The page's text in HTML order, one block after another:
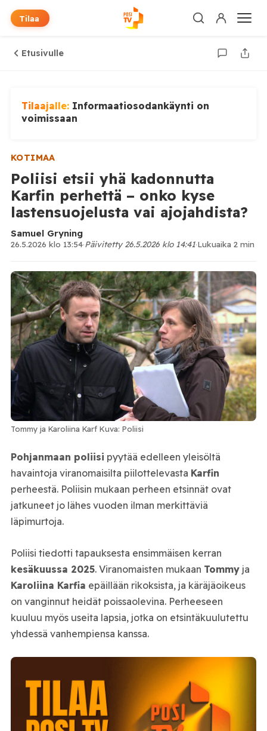
Tilaa
Etusivulle
Tilaajalle: Informaatiosodankäynti on
voimissaan
KOTIMAA
Poliisi etsii yhä kadonnutta
Karfin perhettä – onko kyse
lastensuojelusta vai ajojahdista?
Samuel Gryning
26.5.2026 klo 13:54·Päivitetty 26.5.2026 klo 14:41·Lukuaika 2 min
Tommy ja Karoliina Karf Kuva: Poliisi
Pohjanmaan poliisi pyytää edelleen yleisöltä
havaintoja viranomaisilta piilottelevasta Karfin
perheestä. Poliisin mukaan perheen etsinnät ovat
jatkuneet jo lähes vuoden ilman merkittäviä
läpimurtoja.
Poliisi tiedotti tapauksesta ensimmäisen kerran
kesäkuussa 2025. Viranomaisten mukaan Tommyja
Karoliina Karfia epäillään rikoksista, ja käräjäoikeus
on vanginnut heidät poissaolevina. Perheeseen
kuuluu myös useita lapsia, jotka on etsintäkuulutettu
yhdessä vanhempiensa kanssa.